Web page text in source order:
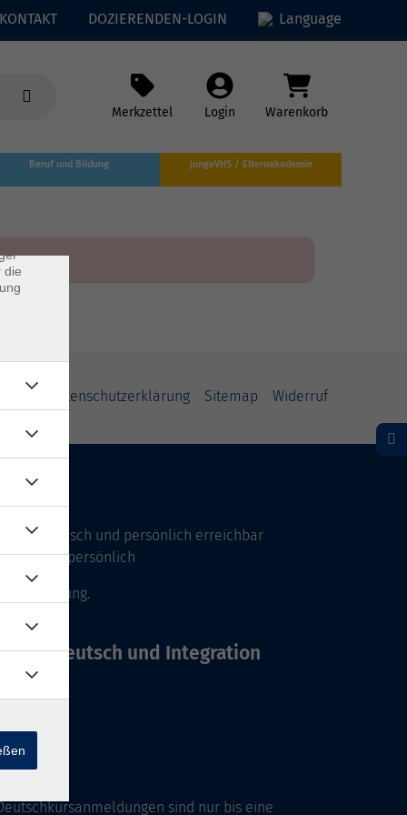
KONTAKT DOZIERENDEN-LOGIN Language
Merkzettel Login Warenkorb
Beruf und Bildung jungeVHS / Elternakademie
Datenschutzerklärung Sitemap Widerruf
Uhr telefonisch und persönlich erreichbar
Uhr nur persönlich
Deutsch und Integration
sind nur bis eine
die
×